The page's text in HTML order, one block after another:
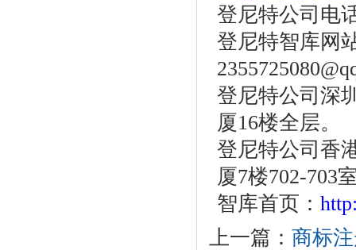
登尼特公司电
登尼特智库网
登尼特公司深
厦16楼全层。
登尼特公司香
厦7楼702-703
智库首页：
上一篇： 商标